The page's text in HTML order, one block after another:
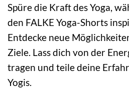
Spüre die Kraft des Yoga,
den FALKE Yoga-Shorts
Entdecke neue
Ziele. Lass dich von der
tragen und teile deine
Yogis.